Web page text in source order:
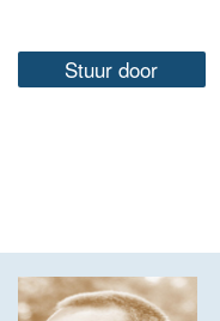
Stuur door